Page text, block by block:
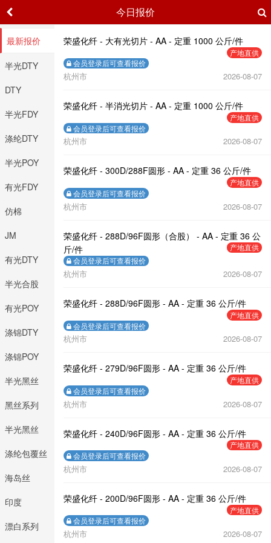
今日报价
最新报价
半光DTY
DTY
半光FDY
涤纶DTY
半光POY
有光FDY
仿棉
JM
有光DTY
半光合股
DTY
有光POY
涤锦DTY
涤锦POY
半光黑丝
DTY
黑丝系列
半光黑丝
FDY
涤纶包覆丝
海岛丝
印度
漂白系列
荣盛化纤 - 大有光切片 - AA - 定重 1000 公斤/件
产地直供
会员登录后可查看报价
杭州市 2026-08-07
荣盛化纤 - 半消光切片 - AA - 定重 1000 公斤/件
产地直供
会员登录后可查看报价
杭州市 2026-08-07
荣盛化纤 - 300D/288F圆形 - AA - 定重 36 公斤/件
产地直供
会员登录后可查看报价
杭州市 2026-08-07
荣盛化纤 - 288D/96F圆形（合股） - AA - 定重 36 公
斤/件
产地直供
会员登录后可查看报价
杭州市 2026-08-07
荣盛化纤 - 288D/96F圆形 - AA - 定重 36 公斤/件
产地直供
会员登录后可查看报价
杭州市 2026-08-07
荣盛化纤 - 279D/96F圆形 - AA - 定重 36 公斤/件
产地直供
会员登录后可查看报价
杭州市 2026-08-07
荣盛化纤 - 240D/96F圆形 - AA - 定重 36 公斤/件
产地直供
会员登录后可查看报价
杭州市 2026-08-07
荣盛化纤 - 200D/96F圆形 - AA - 定重 36 公斤/件
产地直供
会员登录后可查看报价
杭州市 2026-08-07